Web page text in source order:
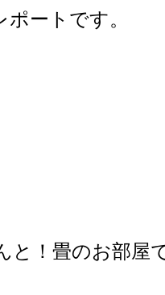
ートです。
と！畳のお部屋